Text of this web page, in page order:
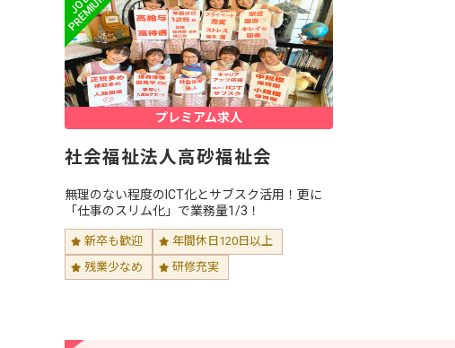
社会福祉法人高砂福祉会
新卒も歓迎
年間休日120日以上
残業少なめ
研修充実
無理のない程度のICT化とサブスク活用！更に
「仕事のスリム化」で業務量1/3！
プレミアム求人